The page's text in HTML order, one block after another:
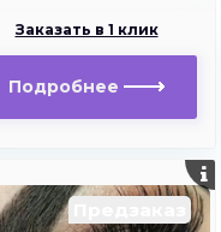
Заказать в 1 клик
Подробнее